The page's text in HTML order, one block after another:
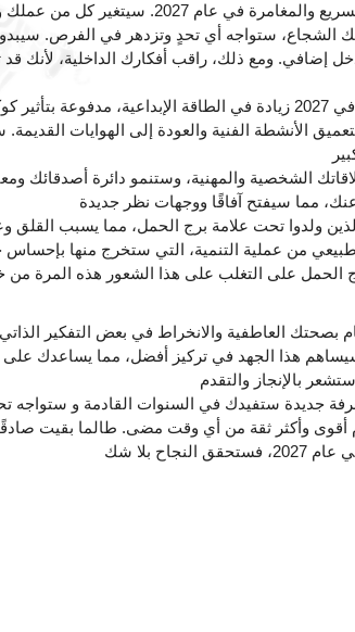
سيمر برج الحمل بفترة من التطور السريع والمغامرة في عام 2027.
الشجاع، ستواجه أي تحدٍ وتزدهر في الفرص.
إضافي. ومع ذلك، راقب أفكارك الداخلية، لأنك
مع حلول الربيع، سيحقق برج الحمل في 2027 زيادة في الطاقة الإبداعية،
الأنشطة الفنية والعودة إلى الهوايات القديمة.
الشخصية والمهنية، وستنمو دائرة أصدقائك
ولدوا تحت علامة برج الحمل، مما يسبب القلق
من عملية التنمية، التي ستخرج منها بإحساس
على التغلب على هذا الشعور هذه المرة من
بصحتك العاطفية والانخراط في بعض التفكير
سيساهم هذا الجهد في تركيز أفضل، مما يساعدك
جديدة ستفيدك في السنوات القادمة و ستواجه
أقوى وأكثر ثقة من أي وقت مضى. طالما بقيت